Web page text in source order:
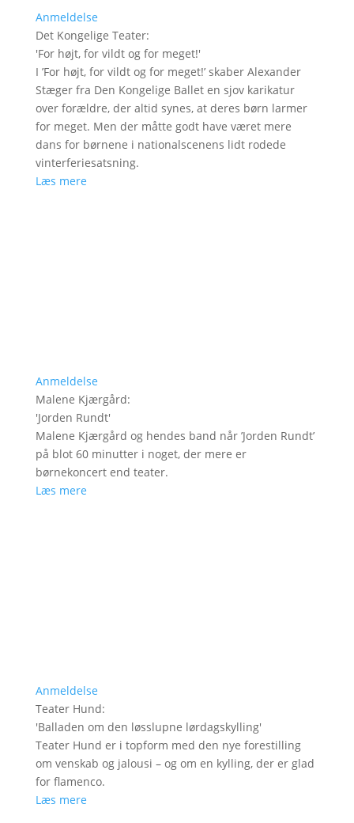
Anmeldelse
Det Kongelige Teater:
'For højt, for vildt og for meget!'
I ’For højt, for vildt og for meget!’ skaber Alexander
Stæger fra Den Kongelige Ballet en sjov karikatur
over forældre, der altid synes, at deres børn larmer
for meget. Men der måtte godt have været mere
dans for børnene i nationalscenens lidt rodede
vinterferiesatsning.
Læs mere
Anmeldelse
Malene Kjærgård:
'Jorden Rundt'
Malene Kjærgård og hendes band når ’Jorden Rundt’
på blot 60 minutter i noget, der mere er
børnekoncert end teater.
Læs mere
Anmeldelse
Teater Hund:
'Balladen om den løsslupne lørdagskylling'
Teater Hund er i topform med den nye forestilling
om venskab og jalousi – og om en kylling, der er glad
for flamenco.
Læs mere